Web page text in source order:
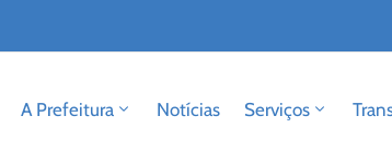
A Prefeitura Notícias Serviços